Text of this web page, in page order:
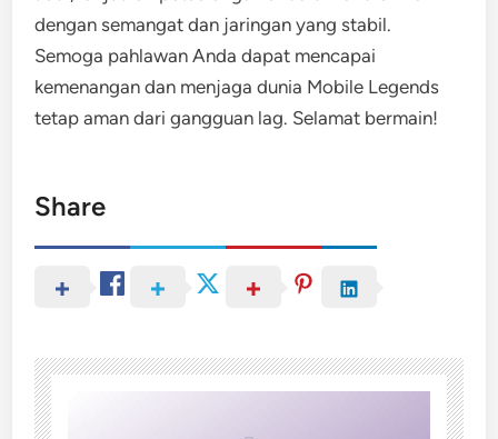
dengan semangat dan jaringan yang stabil.
Semoga pahlawan Anda dapat mencapai
kemenangan dan menjaga dunia Mobile Legends
tetap aman dari gangguan lag. Selamat bermain!
Share